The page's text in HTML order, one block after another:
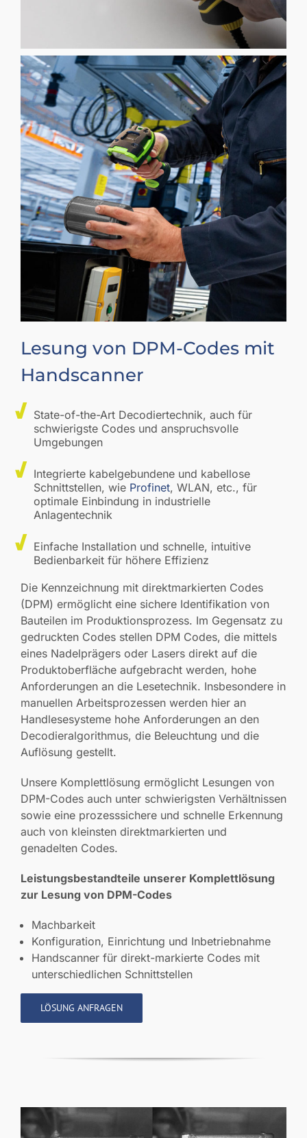
Lesung von DPM-Codes mit
Handscanner
State-of-the-Art Decodiertechnik, auch für
schwierigste Codes und anspruchsvolle
Umgebungen
Integrierte kabelgebundene und kabellose
Schnittstellen, wie Profinet, WLAN, etc., für
optimale Einbindung in industrielle
Anlagentechnik
Einfache Installation und schnelle, intuitive
Bedienbarkeit für höhere Effizienz
Die Kennzeichnung mit direktmarkierten Codes
(DPM) ermöglicht eine sichere Identifikation von
Bauteilen im Produktionsprozess. Im Gegensatz zu
gedruckten Codes stellen DPM Codes, die mittels
eines Nadelprägers oder Lasers direkt auf die
Produktoberfläche aufgebracht werden, hohe
Anforderungen an die Lesetechnik. Insbesondere in
manuellen Arbeitsprozessen werden hier an
Handlesesysteme hohe Anforderungen an den
Decodieralgorithmus, die Beleuchtung und die
Auflösung gestellt.
Unsere Komplettlösung ermöglicht Lesungen von
DPM-Codes auch unter schwierigsten Verhältnissen
sowie eine prozesssichere und schnelle Erkennung
auch von kleinsten direktmarkierten und
genadelten Codes.
Leistungsbestandteile unserer Komplettlösung
zur Lesung von DPM-Codes
Machbarkeit
Konfiguration, Einrichtung und Inbetriebnahme
Handscanner für direkt-markierte Codes mit
unterschiedlichen Schnittstellen
LÖSUNG ANFRAGEN